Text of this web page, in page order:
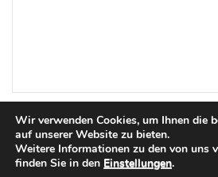
Copyright © 2026TTC Steinach
Wir verwenden Cookies, um Ihnen die
auf unserer Website zu bieten.
Weitere Informationen zu den von uns
finden Sie in den Einstellungen.